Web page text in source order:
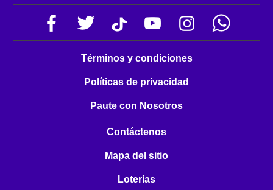
Términos y condiciones
Políticas de privacidad
Paute con Nosotros
Contáctenos
Mapa del sitio
Loterías